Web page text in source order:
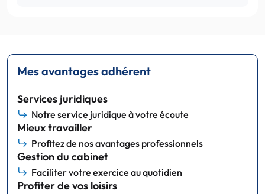
Mes avantages adhérent
Services juridiques
Notre service juridique à votre écoute
Mieux travailler
Profitez de nos avantages professionnels
Gestion du cabinet
Faciliter votre exercice au quotidien
Profiter de vos loisirs